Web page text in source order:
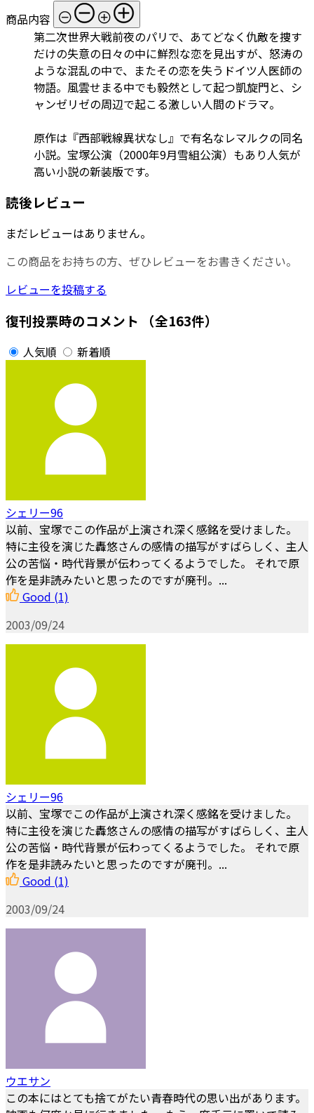
商品内容
第二次世界大戦前夜のパリで、あてどなく仇敵を捜す
だけの失意の日々の中に鮮烈な恋を見出すが、怒涛の
ような混乱の中で、またその恋を失うドイツ人医師の
物語。風雲せまる中でも毅然として起つ凱旋門と、シ
ャンゼリゼの周辺で起こる激しい人間のドラマ。
原作は『西部戦線異状なし』で有名なレマルクの同名
小説。宝塚公演（2000年9月雪組公演）もあり人気が
高い小説の新装版です。
読後レビュー
まだレビューはありません。
この商品をお持ちの方、ぜひレビューをお書きください。
レビューを投稿する
復刊投票時のコメント （全163件）
人気順 新着順
シェリー96
以前、宝塚でこの作品が上演され深く感銘を受けました。
特に主役を演じた轟悠さんの感情の描写がすばらしく、主人
公の苦悩・時代背景が伝わってくるようでした。 それで原
作を是非読みたいと思ったのですが廃刊。...
Good (1)
2003/09/24
シェリー96
以前、宝塚でこの作品が上演され深く感銘を受けました。
特に主役を演じた轟悠さんの感情の描写がすばらしく、主人
公の苦悩・時代背景が伝わってくるようでした。 それで原
作を是非読みたいと思ったのですが廃刊。...
Good (1)
2003/09/24
ウエサン
この本にはとても捨てがたい青春時代の思い出があります。